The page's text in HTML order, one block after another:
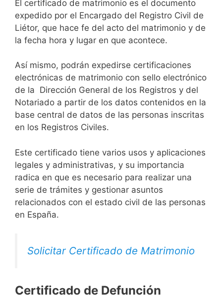
El certificado de matrimonio es el documento
expedido por el Encargado del Registro Civil de
Liétor, que hace fe del acto del matrimonio y de
la fecha hora y lugar en que acontece.
Así mismo, podrán expedirse certificaciones
electrónicas de matrimonio con sello electrónico
de la Dirección General de los Registros y del
Notariado a partir de los datos contenidos en la
base central de datos de las personas inscritas
en los Registros Civiles.
Este certificado tiene varios usos y aplicaciones
legales y administrativas, y su importancia
radica en que es necesario para realizar una
serie de trámites y gestionar asuntos
relacionados con el estado civil de las personas
en España.
Solicitar Certificado de Matrimonio
Certificado de Defunción